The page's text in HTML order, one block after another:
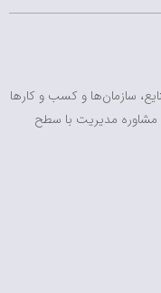
سازمان‌ها و کسب و کارها
مدیریت با سطح